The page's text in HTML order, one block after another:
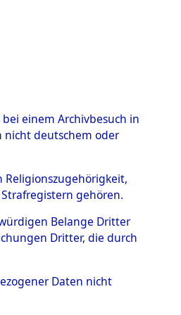
einem Archivbesuch in
nicht deutschem oder
Religionszugehörigkeit,
gehören.
Belange Dritter
Dritter, die durch
Daten nicht